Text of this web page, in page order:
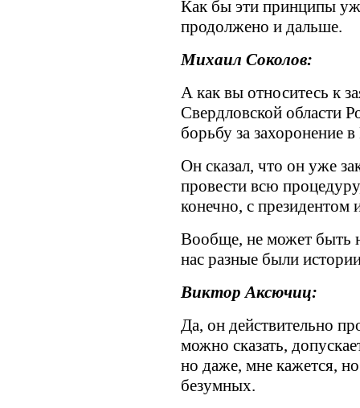
Как бы эти принципы
продолжено и дальше.
Михаил Соколов:
А как вы относитесь к
Свердловской области
борьбу за захоронение
Он сказал, что он уже
провести всю
конечно, с президентом
Вообще, не может быть
нас разные были
Виктор Аксючиц:
Да, он действительно
можно сказать,
но даже, мне кажется,
безумных.